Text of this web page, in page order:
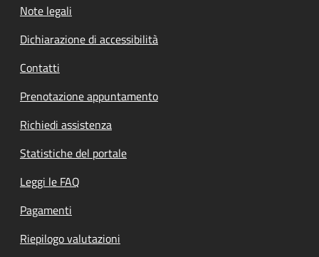
Note legali
Dichiarazione di accessibilità
Contatti
Prenotazione appuntamento
Richiedi assistenza
Statistiche del portale
Leggi le FAQ
Pagamenti
Riepilogo valutazioni